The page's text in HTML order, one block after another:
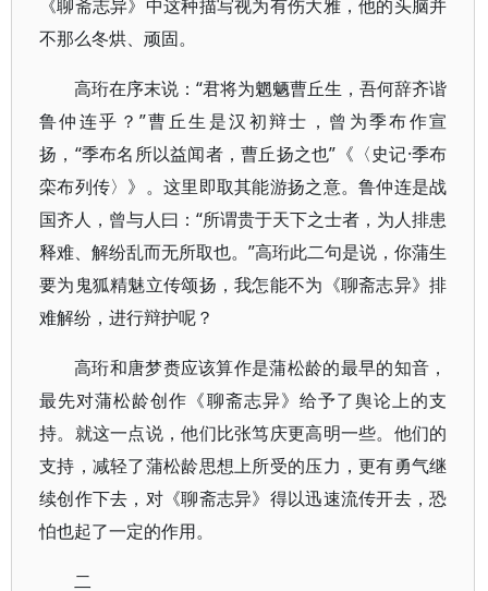
《聊斋志异》中这种描写视为有伤大雅，他的头脑并
不那么冬烘、顽固。
高珩在序末说：“君将为魍魉曹丘生，吾何辞齐谐
鲁仲连乎？”曹丘生是汉初辩士，曾为季布作宣
扬，“季布名所以益闻者，曹丘扬之也”《〈史记·季布
栾布列传〉》。这里即取其能游扬之意。鲁仲连是战
国齐人，曾与人曰：“所谓贵于天下之士者，为人排患
释难、解纷乱而无所取也。”高珩此二句是说，你蒲生
要为鬼狐精魅立传颂扬，我怎能不为《聊斋志异》排
难解纷，进行辩护呢？
高珩和唐梦赉应该算作是蒲松龄的最早的知音，
最先对蒲松龄创作《聊斋志异》给予了舆论上的支
持。就这一点说，他们比张笃庆更高明一些。他们的
支持，减轻了蒲松龄思想上所受的压力，更有勇气继
续创作下去，对《聊斋志异》得以迅速流传开去，恐
怕也起了一定的作用。
二